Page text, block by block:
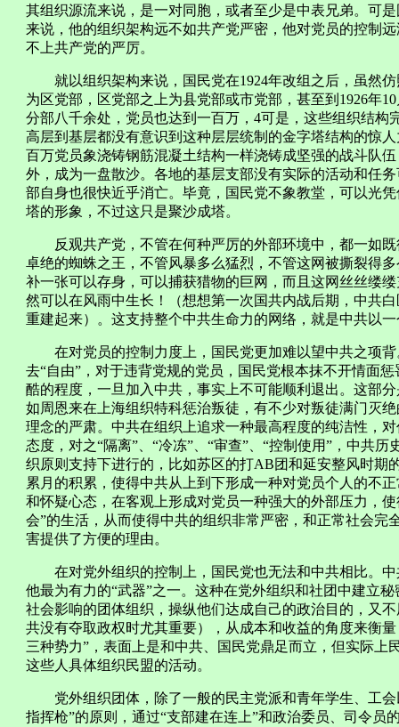
其组织源流来说，是一对同胞，或者至少是中表兄弟。可
来说，他的组织架构远不如共产党严密，他对党员的控制
不上共产党的严厉。
就以组织架构来说，国民党在1924年改组之后，虽然仿
为区党部，区党部之上为县党部或市党部，甚至到1926年
分部八千余处，党员也达到一百万，4可是，这些组织结构
高层到基层都没有意识到这种层层统制的金字塔结构的惊
百万党员象浇铸钢筋混凝土结构一样浇铸成坚强的战斗队
外，成为一盘散沙。各地的基层支部没有实际的活动和任
部自身也很快近乎消亡。毕竟，国民党不象教堂，可以光
塔的形象，不过这只是聚沙成塔。
反观共产党，不管在何种严厉的外部环境中，都一如既
卓绝的蜘蛛之王，不管风暴多么猛烈，不管这网被撕裂得
补一张可以存身，可以捕获猎物的巨网，而且这网丝丝缕
然可以在风雨中生长！（想想第一次国共内战后期，中共
重建起来）。这支持整个中共生命力的网络，就是中共以
在对党员的控制力度上，国民党更加难以望中共之项背
去“自由”，对于违背党规的党员，国民党根本抹不开情面
酷的程度，一旦加入中共，事实上不可能顺利退出。这部
如周恩来在上海组织特科惩治叛徒，有不少对叛徒满门灭
理念的严肃。中共在组织上追求一种最高程度的纯洁性，
态度，对之“隔离”、“冷冻”、“审查”、“控制使用”，中共
织原则支持下进行的，比如苏区的打AB团和延安整风时期
累月的积累，使得中共从上到下形成一种对党员个人的不
和怀疑心态，在客观上形成对党员一种强大的外部压力，
会”的生活，从而使得中共的组织非常严密，和正常社会完
害提供了方便的理由。
在对党外组织的控制上，国民党也无法和中共相比。中
他最为有力的“武器”之一。这种在党外组织和社团中建立
社会影响的团体组织，操纵他们达成自己的政治目的，又
共没有夺取政权时尤其重要），从成本和收益的角度来衡
三种势力”，表面上是和中共、国民党鼎足而立，但实际
这些人具体组织民盟的活动。
党外组织团体，除了一般的民主党派和青年学生、工会
指挥枪”的原则，通过“支部建在连上”和政治委员、司令员